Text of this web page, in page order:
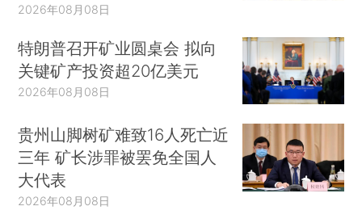
2026年08月08日
特朗普召开矿业圆桌会 拟向
关键矿产投资超20亿美元
2026年08月08日
贵州山脚树矿难致16人死亡近
三年 矿长涉罪被罢免全国人
大代表
2026年08月08日